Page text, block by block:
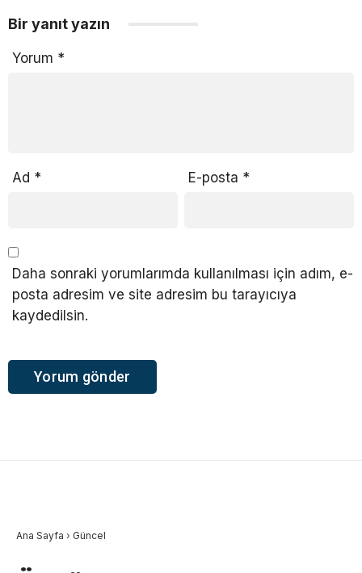
Bir yanıt yazın
Yorum *
Ad * E-posta *
Daha sonraki yorumlarımda kullanılması için adım, e-
posta adresim ve site adresim bu tarayıcıya
kaydedilsin.
Ana Sayfa › Güncel